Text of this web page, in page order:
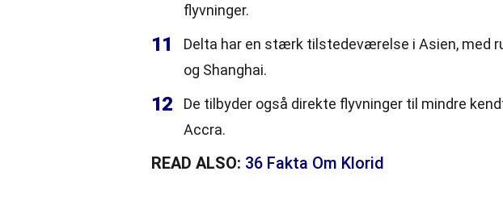
flyvninger.
11
Delta har en stærk tilstedeværelse i Asien, med
og Shanghai.
12
De tilbyder også direkte flyvninger til mindre
Accra.
READ ALSO: 36 Fakta Om Klorid